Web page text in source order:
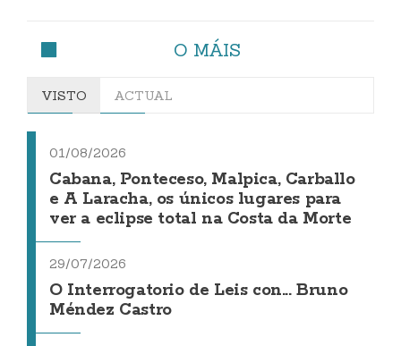
O MÁIS
VISTO ACTUAL
01/08/2026
Cabana, Ponteceso, Malpica, Carballo
e A Laracha, os únicos lugares para
ver a eclipse total na Costa da Morte
29/07/2026
O Interrogatorio de Leis con... Bruno
Méndez Castro